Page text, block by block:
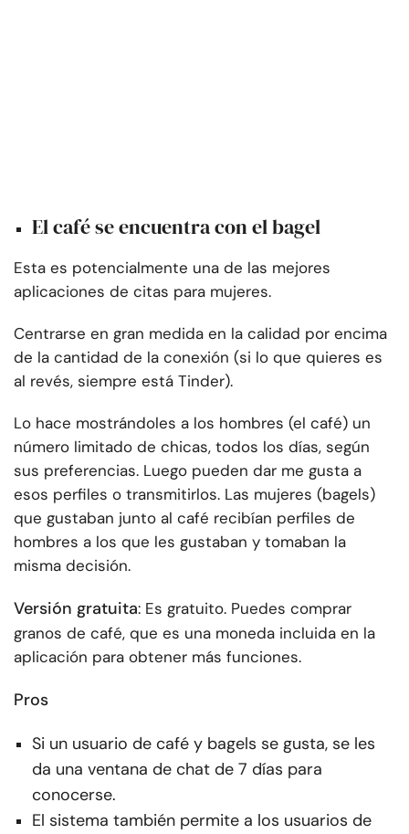
El café se encuentra con el bagel
Esta es potencialmente una de las mejores
aplicaciones de citas para mujeres.
Centrarse en gran medida en la calidad por encima
de la cantidad de la conexión (si lo que quieres es
al revés, siempre está Tinder).
Lo hace mostrándoles a los hombres (el café) un
número limitado de chicas, todos los días, según
sus preferencias. Luego pueden dar me gusta a
esos perfiles o transmitirlos. Las mujeres (bagels)
que gustaban junto al café recibían perfiles de
hombres a los que les gustaban y tomaban la
misma decisión.
Versión gratuita: Es gratuito. Puedes comprar
granos de café, que es una moneda incluida en la
aplicación para obtener más funciones.
Pros
Si un usuario de café y bagels se gusta, se les
da una ventana de chat de 7 días para
conocerse.
El sistema también permite a los usuarios de